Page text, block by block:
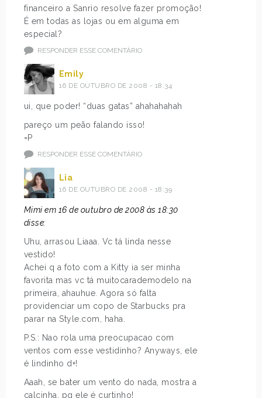
financeiro a Sanrio resolve fazer promoção!
É em todas as lojas ou em alguma em
especial?
RESPONDER ESSE COMENTÁRIO
Emily
16 DE OUTUBRO DE 2008 - 18:34
ui, que poder! “duas gatas” ahahahahah
pareço um peão falando isso!
=P
RESPONDER ESSE COMENTÁRIO
Lia
16 DE OUTUBRO DE 2008 - 18:39
Mimi em 16 de outubro de 2008 às 18:30
disse:
Uhu, arrasou Liaaa. Vc tá linda nesse
vestido!
Achei q a foto com a Kitty ia ser minha
favorita mas vc tá muitocarademodelo na
primeira, ahauhue. Agora só falta
providenciar um copo de Starbucks pra
parar na Style.com, haha.
P.S.: Nao rola uma preocupacao com
ventos com esse vestidinho? Anyways, ele
é lindinho d+!
Aaah, se bater um vento do nada, mostra a
calcinha, pq ele é curtinho!